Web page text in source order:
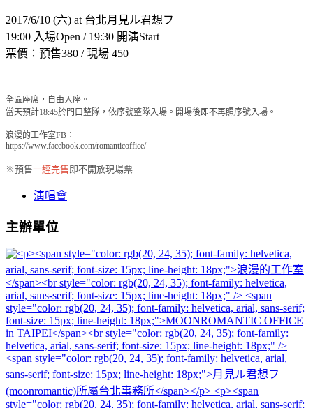
2017/6/10 (六) at 台北月見ル君想フ
19:00 入場Open / 19:30 開演Start
票價：預售380 / 現場 450
全區座席，自由入座。
當天預計18:45於門口整隊，依序號整隊入場。開場後即不再照序號入場。
浪漫的工作室FB：
https://www.facebook.com/romanticoffice/
※預售一經完售 即不開放現場票
演唱會
主辦單位